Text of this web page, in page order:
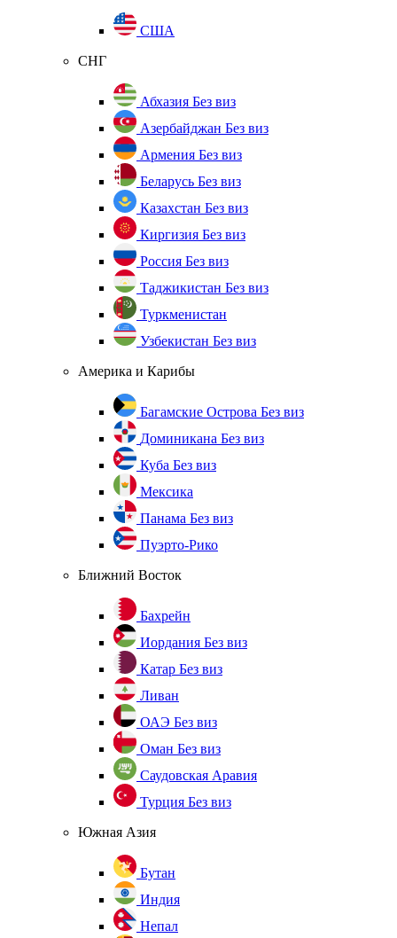
США
СНГ
Абхазия Без виз
Азербайджан Без виз
Армения Без виз
Беларусь Без виз
Казахстан Без виз
Киргизия Без виз
Россия Без виз
Таджикистан Без виз
Туркменистан
Узбекистан Без виз
Америка и Карибы
Багамские Острова Без виз
Доминикана Без виз
Куба Без виз
Мексика
Панама Без виз
Пуэрто-Рико
Ближний Восток
Бахрейн
Иордания Без виз
Катар Без виз
Ливан
ОАЭ Без виз
Оман Без виз
Саудовская Аравия
Турция Без виз
Южная Азия
Бутан
Индия
Непал